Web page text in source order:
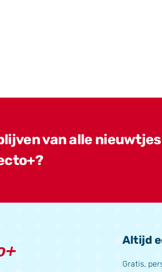
van alle
Altijd
Gratis,